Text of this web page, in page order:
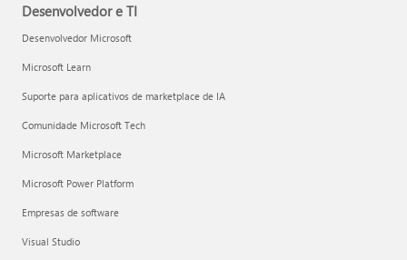
Desenvolvedor e TI
Desenvolvedor Microsoft
Microsoft Learn
Suporte para aplicativos de marketplace de IA
Comunidade Microsoft Tech
Microsoft Marketplace
Microsoft Power Platform
Empresas de software
Visual Studio